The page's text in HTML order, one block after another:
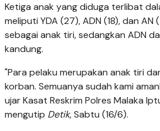
Ketiga anak yang diduga terlibat
meliputi YDA (27), ADN (18), dan AN
sebagai anak tiri, sedangkan ADN
kandung.
"Para pelaku merupakan anak tiri
korban. Semuanya sudah kami
ujar Kasat Reskrim Polres Malaka
mengutip Detik, Sabtu (16/6).